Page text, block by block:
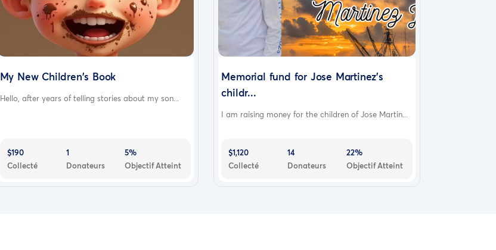
My New Children's Book
Hello, after years of telling stories about my son...
$190
Collecté
1
Donateurs
5%
Objectif Atteint
Memorial fund for Jose Martinez's
childr...
I am raising money for the children of Jose Martin...
$1,120
Collecté
14
Donateurs
22%
Objectif Atteint